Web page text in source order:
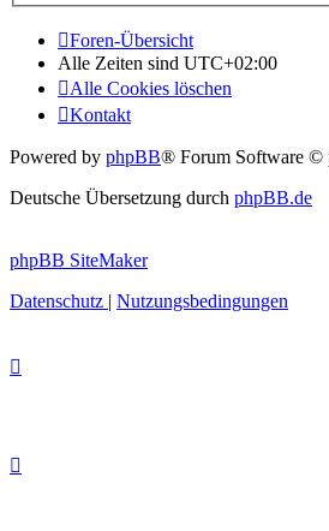
Foren-Übersicht
Alle Zeiten sind UTC+02:00
Alle Cookies löschen
Kontakt
Powered by phpBB® Forum Software ©
Deutsche Übersetzung durch phpBB.de
phpBB SiteMaker
Datenschutz | Nutzungsbedingungen